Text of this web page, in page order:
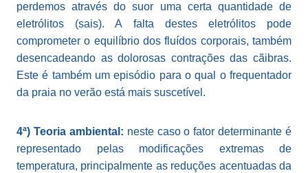
perdemos através do suor uma certa quantidade de
eletrólitos (sais). A falta destes eletrólitos pode
comprometer o equilíbrio dos fluídos corporais, também
desencadeando as dolorosas contrações das cãibras.
Este é também um episódio para o qual o frequentador
da praia no verão está mais suscetível.
4ª) Teoria ambiental: neste caso o fator determinante é
representado pelas modificações extremas de
temperatura, principalmente as reduções acentuadas da